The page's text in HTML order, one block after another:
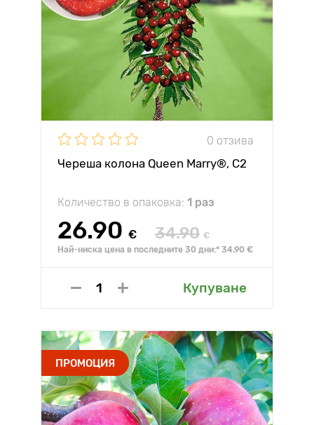
0 отзива
Череша колона Queen Marry®, C2
Количество в опаковка: 1 раз
26.90 € 34.90 €
Най-ниска цена в последните 30 дни:* 34.90 €
Купуване
ПРОМОЦИЯ